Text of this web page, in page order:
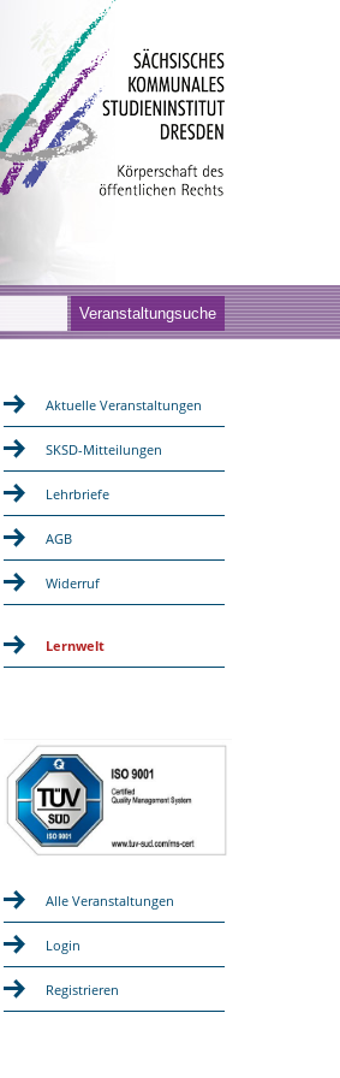
Aktuelle Veranstaltungen
SKSD-Mitteilungen
Lehrbriefe
AGB
Widerruf
Lernwelt
Alle Veranstaltungen
Login
Registrieren